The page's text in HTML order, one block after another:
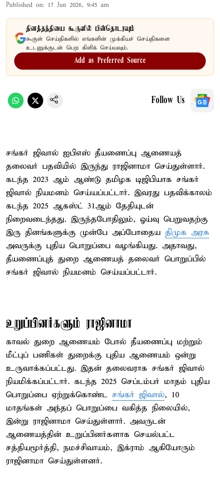
Published on: 17 Jun 2026, 9:45 am
தினத்தந்தியை கூகுளில் பின்தொடரவும்
கூகுள் செய்திகளில் எங்களின் முக்கியச் செய்திகளை
உடனுக்குடன் பெற கிளிக் செய்யவும்.
Add as Preferred Source
Follow Us
சங்கர் ஜிவால் ஐபிஎஸ் தீயணைப்பு ஆணையத்
தலைவர் பதவியில் இருந்து ராஜினாமா செய்துள்ளார்.
கடந்த 2023 ஆம் ஆண்டு தமிழக டிஜிபியாக சங்கர்
ஜிவால் நியமனம் செய்யப்பட்டார். இவரது பதவிக்காலம்
கடந்த 2025 ஆகஸ்ட் 31ஆம் தேதியுடன்
நிறைவடைந்தது. இருந்தபோதிலும், ஓய்வு பெறுவதற்கு
இரு தினங்களுக்கு முன்பே அப்போதைய திமுக அரசு
அவருக்கு புதிய பொறுப்பை வழங்கியது. அதாவது,
தீயணைப்புத் துறை ஆணையத் தலைவர் பொறுப்பில்
சங்கர் ஜிவால் நியமனம் செய்யப்பட்டார்.
உறுப்பினர்களும் ராஜினாமா
காவல் துறை ஆணையம் போல் தீயணைப்பு மற்றும்
மீட்புப் பணிகள் துறைக்கு புதிய ஆணையம் ஒன்று
உருவாக்கப்பட்டது. இதன் தலைவராக சங்கர் ஜிவால்
நியமிக்கப்பட்டார். கடந்த 2025 செப்டம்பர் மாதம் புதிய
பொறுப்பை ஏற்றுக்கொண்ட சங்கர் ஜிவால், 10
மாதங்கள் அந்தப் பொறுப்பை வகித்த நிலையில்,
இன்று ராஜினாமா செய்துள்ளார். அவருடன்
ஆணையத்தின் உறுப்பினர்களாக செயல்பட்ட
சத்தியமூர்த்தி, நமச்சிவாயம், இக்ராம் ஆகியோரும்
ராஜினாமா செய்துள்ளனர்.